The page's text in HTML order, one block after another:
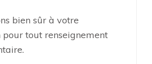
bien sûr à votre
pour tout renseignement